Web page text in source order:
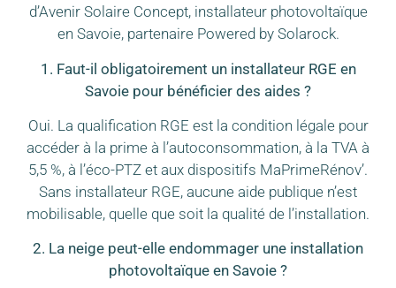
d’Avenir Solaire Concept, installateur photovoltaïque
en Savoie, partenaire Powered by Solarock.
1. Faut-il obligatoirement un installateur RGE en
Savoie pour bénéficier des aides ?
Oui. La qualification RGE est la condition légale pour
accéder à la prime à l’autoconsommation, à la TVA à
5,5 %, à l’éco-PTZ et aux dispositifs MaPrimeRénov’.
Sans installateur RGE, aucune aide publique n’est
mobilisable, quelle que soit la qualité de l’installation.
2. La neige peut-elle endommager une installation
photovoltaïque en Savoie ?